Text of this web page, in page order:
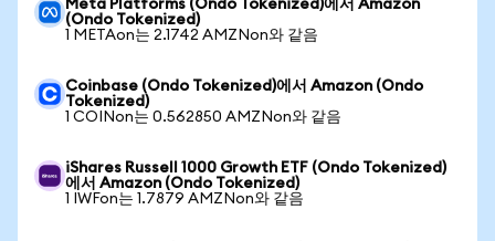
Meta Platforms (Ondo Tokenized)에서 Amazon
(Ondo Tokenized)
1 METAon는 2.1742 AMZNon와 같음
Coinbase (Ondo Tokenized)에서 Amazon (Ondo
Tokenized)
1 COINon는 0.562850 AMZNon와 같음
iShares Russell 1000 Growth ETF (Ondo Tokenized)
에서 Amazon (Ondo Tokenized)
1 IWFon는 1.7879 AMZNon와 같음